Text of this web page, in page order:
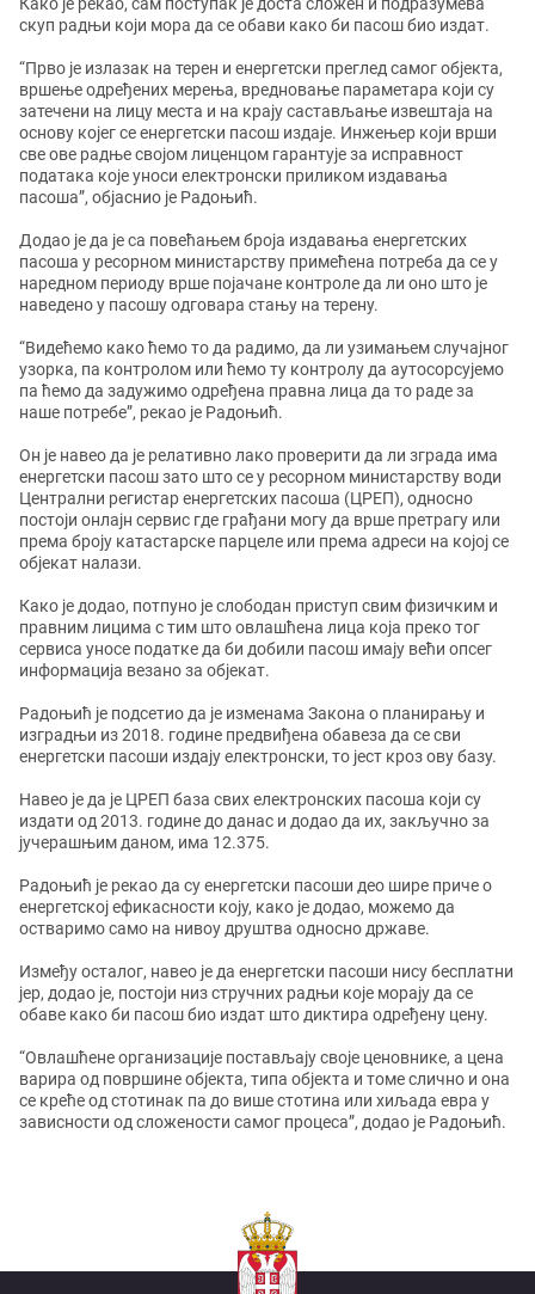
скуп радњи који мора да се обави како би пасош био издат.
“Прво је излазак на терен и енергетски преглед самог објекта,
вршење одређених мерења, вредновање параметара који су
затечени на лицу места и на крају састављање извештаја на
основу којег се енергетски пасош издаје. Инжењер који врши
све ове радње својом лиценцом гарантује за исправност
података које уноси електронски приликом издавања
пасоша”, објаснио је Радоњић.
Додао је да је са повећањем броја издавања енергетских
пасоша у ресорном министарству примећена потреба да се у
наредном периоду врше појачане контроле да ли оно што је
наведено у пасошу одговара стању на терену.
“Видећемо како ћемо то да радимо, да ли узимањем случајног
узорка, па контролом или ћемо ту контролу да аутосорсујемо
па ћемо да задужимо одређена правна лица да то раде за
наше потребе”, рекао је Радоњић.
Он је навео да је релативно лако проверити да ли зграда има
енергетски пасош зато што се у ресорном министарству води
Централни регистар енергетских пасоша (ЦРЕП), односно
постоји онлајн сервис где грађани могу да врше претрагу или
према броју катастарске парцеле или према адреси на којој се
објекат налази.
Како је додао, потпуно је слободан приступ свим физичким и
правним лицима с тим што овлашћена лица која преко тог
сервиса уносе податке да би добили пасош имају већи опсег
информација везано за објекат.
Радоњић је подсетио да је изменама Закона о планирању и
изградњи из 2018. године предвиђена обавеза да се сви
енергетски пасоши издају електронски, то јест кроз ову базу.
Навео је да је ЦРЕП база свих електронских пасоша који су
издати од 2013. године до данас и додао да их, закључно за
јучерашњим даном, има 12.375.
Радоњић је рекао да су енергетски пасоши део шире приче о
енергетској ефикасности коју, како је додао, можемо да
остваримо само на нивоу друштва односно државе.
Између осталог, навео је да енергетски пасоши нису бесплатни
јер, додао је, постоји низ стручних радњи које морају да се
обаве како би пасош био издат што диктира одређену цену.
“Овлашћене организације постављају своје ценовнике, а цена
варира од површине објекта, типа објекта и томе слично и она
се креће од стотинак па до више стотина или хиљада евра у
зависности од сложености самог процеса”, додао је Радоњић.